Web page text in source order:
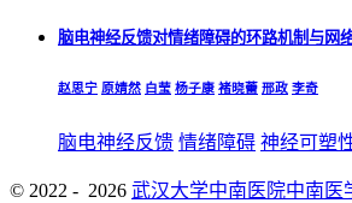
脑电神经反馈对情绪障碍的环路机制与网
赵思宁 原婧然 白莹 杨子康 褚晓蕾 邢政 李奇
脑电神经反馈 情绪障碍 神经可塑
© 2022 - 2026 武汉大学中南医院中南医